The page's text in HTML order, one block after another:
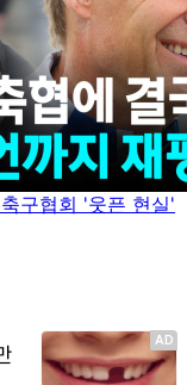
구협회 '웃픈 현실'